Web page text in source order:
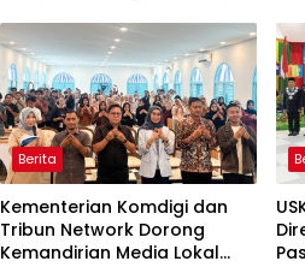
Berita
Kementerian Komdigi dan
Tribun Network Dorong
Kemandirian Media Lokal